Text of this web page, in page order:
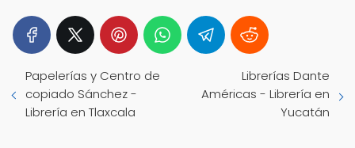
Papelerías y Centro de
copiado Sánchez -
Librería en Tlaxcala
Librerías Dante
Américas - Librería en
Yucatán